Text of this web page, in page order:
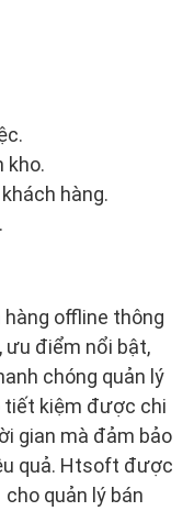
kho.
hàng.
offline thông
ưu điểm nổi bật,
chóng quản lý
tiết kiệm được chi
gian mà đảm bảo
quả. Htsoft được
quản lý bán